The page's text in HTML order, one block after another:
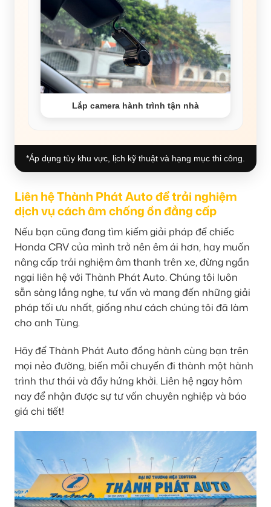
Lắp camera hành trình tận nhà
*Áp dụng tùy khu vực, lịch kỹ thuật và hạng mục thi công.
Liên hệ Thành Phát Auto để trải nghiệm
dịch vụ cách âm chống ồn đẳng cấp
Nếu bạn cũng đang tìm kiếm giải pháp để chiếc
Honda CRV của mình trở nên êm ái hơn, hay muốn
nâng cấp trải nghiệm âm thanh trên xe, đừng ngần
ngại liên hệ với Thành Phát Auto. Chúng tôi luôn
sẵn sàng lắng nghe, tư vấn và mang đến những giải
pháp tối ưu nhất, giống như cách chúng tôi đã làm
cho anh Tùng.
Hãy để Thành Phát Auto đồng hành cùng bạn trên
mọi nẻo đường, biến mỗi chuyến đi thành một hành
trình thư thái và đầy hứng khởi. Liên hệ ngay hôm
nay để nhận được sự tư vấn chuyên nghiệp và báo
giá chi tiết!